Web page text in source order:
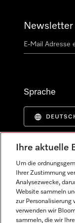
Newsletter
Sprache
Ihre aktuelle
Um die
Ihrer Zustimmung
Analysezwecke,
Website sammeln
zur Personalisierung
verwenden wir
sammeln, die wir